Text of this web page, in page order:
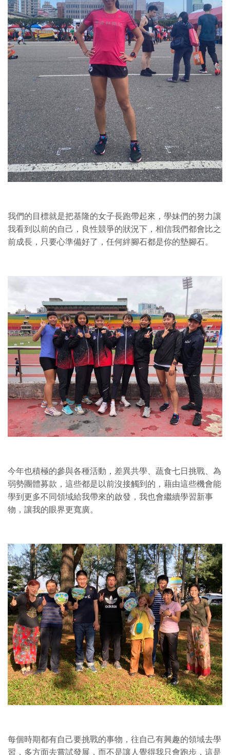
我們的目標就是把基隆的女子長跑帶起來，學妹們的努力讓
我看到以前的自己，良性競爭的狀況下，相信我們都會比之
前成長，只要心準備好了，任何絆腳石都是你的墊腳石。
今年也積極的參與各種活動，差異共學、蔬食七日挑戰、為
弱勢團體募款，這些都是以前沒接觸到的，藉由這些機會能
學到更多不同領域給我帶來的啟發，我也會繼續學習新事
物，讓我的眼界更寬廣。
每個時期都有自己要挑戰的事物，往自己有興趣的領域去學
習，多方面去嘗試發展，而不是讓人覺得我只會跑步，這是